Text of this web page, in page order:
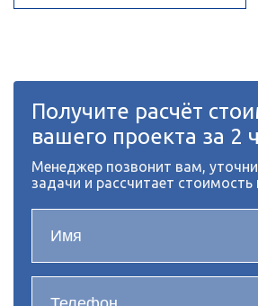
Получите расчёт
вашего проекта за 2
Менеджер позвонит вам,
задачи и рассчитает стоимость